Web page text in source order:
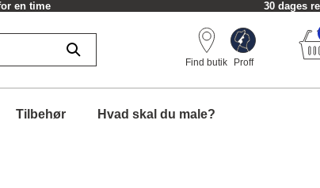
en time 30 dages
Find butik Proff
Tilbehør Hvad skal du male?